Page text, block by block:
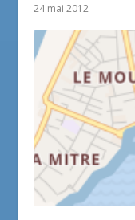
24 mai 2012